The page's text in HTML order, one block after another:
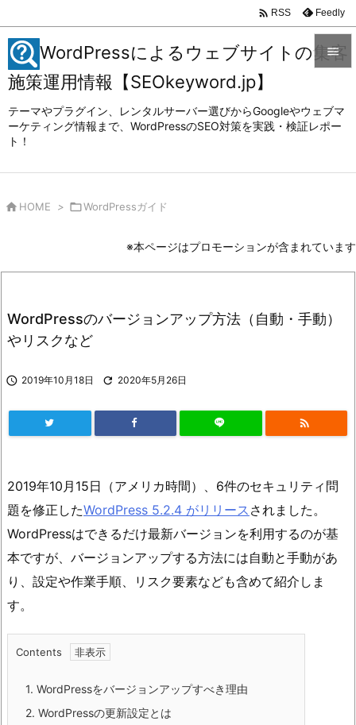
WordPressによるウェブサイトの集客
施策運用情報【SEOkeyword.jp】
テーマやプラグイン、レンタルサーバー選びからGoogleやウェブマ
ーケティング情報まで、WordPressのSEO対策を実践・検証レポー
ト！



 RSS Feedly
 HOME > WordPressガイド
※本ページはプロモーションが含まれています
WordPressのバージョンアップ方法（自動・手動）
やリスクなど
 2019年10月18日  2020年5月26日

2019年10月15日（アメリカ時間）、6件のセキュリティ問
題を修正したWordPress 5.2.4 がリリース されました。
WordPressはできるだけ最新バージョンを利用するのが基
本ですが、バージョンアップする方法には自動と手動があ
り、設定や作業手順、リスク要素なども含めて紹介しま
す。
Contents
1. WordPressをバージョンアップすべき理由
2. WordPressの更新設定とは